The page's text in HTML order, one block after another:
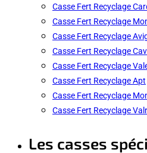
Casse Fert Recyclage
Casse Fert Recyclage
Casse Fert Recyclage
Casse Fert Recyclage
Casse Fert Recyclage
Casse Fert Recyclage Apt
Casse Fert Recyclage
Casse Fert Recyclage
Les casses